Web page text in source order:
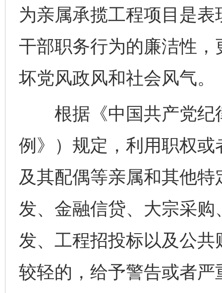
为亲属承揽工程项目是
干部职务行为的廉洁性
坏党风政风和社会风气。
根据《中国共产党纪
例》）规定，利用职权
及其配偶等亲属和其他
发、金融信贷、大宗采
发、工程招投标以及公
较轻的，给予警告或者